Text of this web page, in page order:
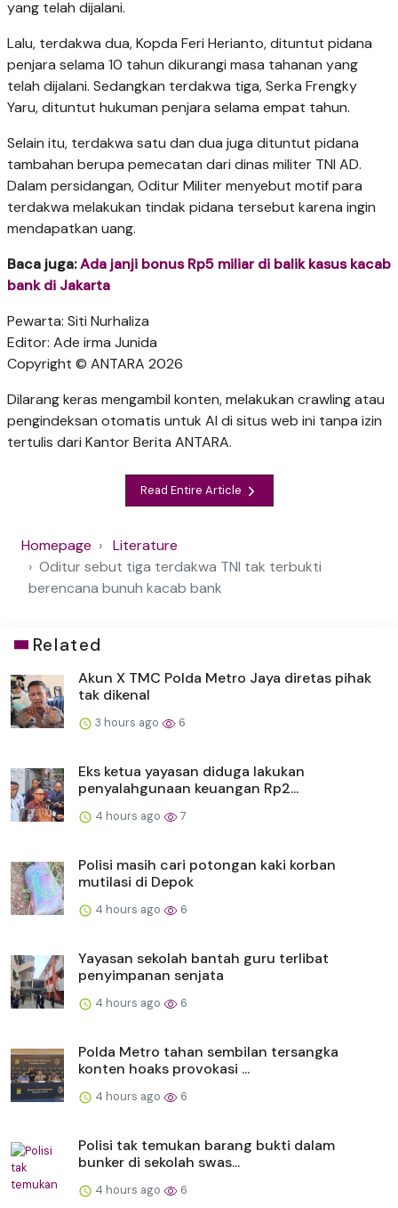
yang telah dijalani.
Lalu, terdakwa dua, Kopda Feri Herianto, dituntut pidana
penjara selama 10 tahun dikurangi masa tahanan yang
telah dijalani. Sedangkan terdakwa tiga, Serka Frengky
Yaru, dituntut hukuman penjara selama empat tahun.
Selain itu, terdakwa satu dan dua juga dituntut pidana
tambahan berupa pemecatan dari dinas militer TNI AD.
Dalam persidangan, Oditur Militer menyebut motif para
terdakwa melakukan tindak pidana tersebut karena ingin
mendapatkan uang.
Baca juga:Ada janji bonus Rp5 miliar di balik kasus kacab
bank di Jakarta
Pewarta: Siti Nurhaliza
Editor: Ade irma Junida
Copyright © ANTARA 2026
Dilarang keras mengambil konten, melakukan crawling atau
pengindeksan otomatis untuk AI di situs web ini tanpa izin
tertulis dari Kantor Berita ANTARA.
Read Entire Article
Homepage
Literature
Oditur sebut tiga terdakwa TNI tak terbukti
berencana bunuh kacab bank
Related
Akun X TMC Polda Metro Jaya diretas pihak
tak dikenal
3 hours ago 6
Eks ketua yayasan diduga lakukan
penyalahgunaan keuangan Rp2...
4 hours ago 7
Polisi masih cari potongan kaki korban
mutilasi di Depok
4 hours ago 6
Yayasan sekolah bantah guru terlibat
penyimpanan senjata
4 hours ago 6
Polda Metro tahan sembilan tersangka
konten hoaks provokasi ...
4 hours ago 6
Polisi tak temukan barang bukti dalam
bunker di sekolah swas...
4 hours ago 6